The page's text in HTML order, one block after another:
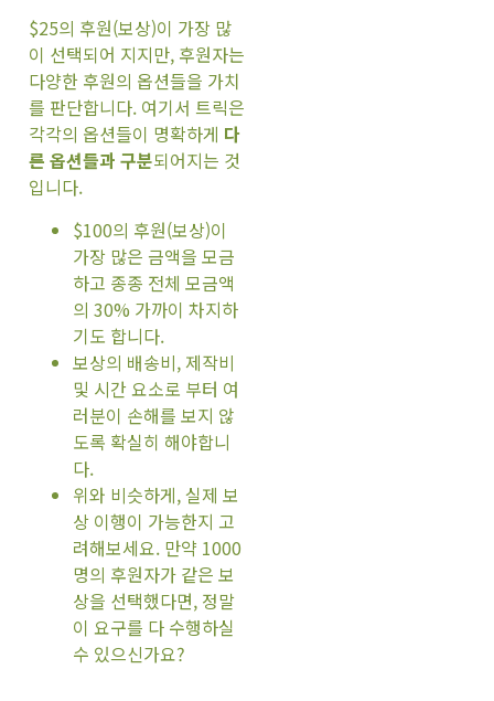
$25의 후원(보상)이 가장 많
이 선택되어 지지만, 후원자는
다양한 후원의 옵션들을 가치
를 판단합니다. 여기서 트릭은
각각의 옵션들이 명확하게 다
른 옵션들과 구분되어지는 것
입니다.
$100의 후원(보상)이
가장 많은 금액을 모금
하고 종종 전체 모금액
의 30% 가까이 차지하
기도 합니다.
보상의 배송비, 제작비
및 시간 요소로 부터 여
러분이 손해를 보지 않
도록 확실히 해야합니
다.
위와 비슷하게, 실제 보
상 이행이 가능한지 고
려해보세요. 만약 1000
명의 후원자가 같은 보
상을 선택했다면, 정말
이 요구를 다 수행하실
수 있으신가요?